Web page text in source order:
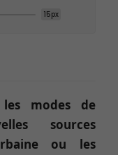
15px
modes de
sources
ou les